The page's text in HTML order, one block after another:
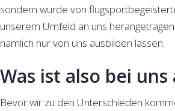
sondern wurde von
unserem Umfeld an uns
nämlich nur von uns ausbilden lassen.
Was ist also bei uns
Bevor wir zu den Unterschieden